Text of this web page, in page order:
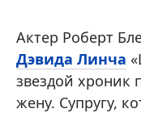
Актер Роберт
Дэвида Линча
звездой хроник
жену. Супругу,